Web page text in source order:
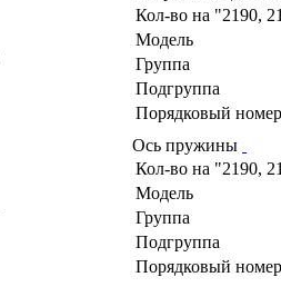
Кол-во на "2190,
Модель
Группа
Подгруппа
Порядковый
Ось пружины
Кол-во на "2190,
Модель
Группа
Подгруппа
Порядковый